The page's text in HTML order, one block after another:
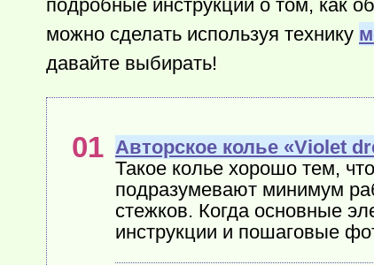
подробные инструкции о том, как
можно сделать используя технику
давайте выбирать!
Авторское колье «Violet
Такое колье хорошо тем,
подразумевают минимум
стежков. Когда основные
инструкции и пошаговые